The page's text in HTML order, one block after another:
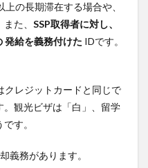
の長期滞在する場合や、
た、 SSP取得者に対し、
発給を義務付けた IDです。
クレジットカードと同じで
。観光ビザは「白」、留学
す。
義務があります。